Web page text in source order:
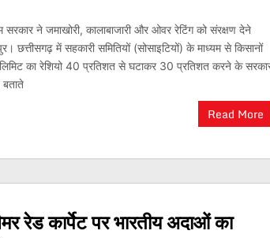
सरकार ने जमाखोरी, कालाबाजारी और ओवर रेटिंग को संरक्षण देने
छत्तीसगढ़ में सहकारी समितियों (सोसाइटियों) के माध्यम से किसानों
लिमिट का रेशियो 40 प्रतिशत से घटाकर 30 प्रतिशत करने के
बताते
Read More
रेड कार्पेट पर भारतीय अदाओं का